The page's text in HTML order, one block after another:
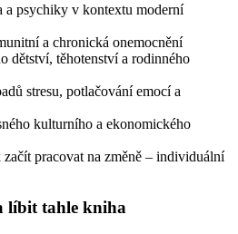
a psychiky v kontextu moderní
a chronická onemocnění
dětství, těhotenství a rodinného
stresu, potlačování emocí a
kulturního a ekonomického
pracovat na změně – individuální
líbit tahle kniha